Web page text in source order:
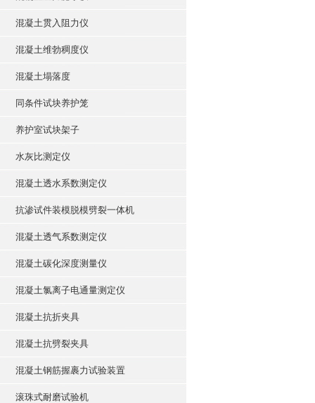
混凝土贯入阻力仪
混凝土维勃稠度仪
混凝土塌落度
同条件试块养护笼
养护室试块架子
水灰比测定仪
混凝土透水系数测定仪
抗渗试件装模脱模劈裂一体机
混凝土透气系数测定仪
混凝土碳化深度测量仪
混凝土氯离子电通量测定仪
混凝土抗折夹具
混凝土抗劈裂夹具
混凝土钢筋握裹力试验装置
滚珠式耐磨试验机